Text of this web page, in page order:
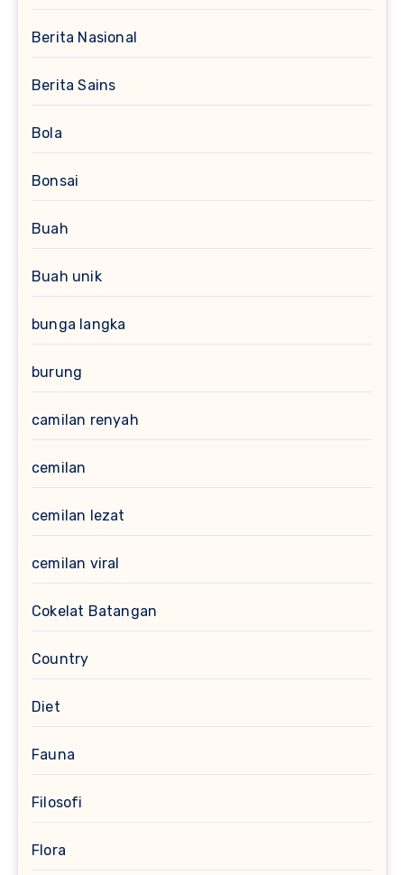
Berita Nasional
Berita Sains
Bola
Bonsai
Buah
Buah unik
bunga langka
burung
camilan renyah
cemilan
cemilan lezat
cemilan viral
Cokelat Batangan
Country
Diet
Fauna
Filosofi
Flora